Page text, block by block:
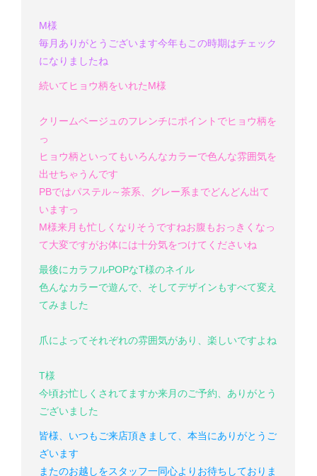
M様
毎月ありがとうございます今年もこの時期はチェック
になりましたね
続いてヒョウ柄をいれたM様
クリームベージュのフレンチにポイントでヒョウ柄を
っ
ヒョウ柄といってもいろんなカラーで色んな雰囲気を
出せちゃうんです
PBではパステル～茶系、グレー系までどんどん出て
いますっ
M様来月も忙しくなりそうですねお腹もおっきくなっ
て大変ですがお体には十分気をつけてくださいね
最後にカラフルPOPなT様のネイル
色んなカラーで遊んで、そしてデザインもすべて変え
てみました
爪によってそれぞれの雰囲気があり、楽しいですよね
T様
今頃お忙しくされてますか来月のご予約、ありがとう
ございました
皆様、いつもご来店頂きまして、本当にありがとうご
ざいます
またのお越しをスタッフ一同心よりお待ちしておりま